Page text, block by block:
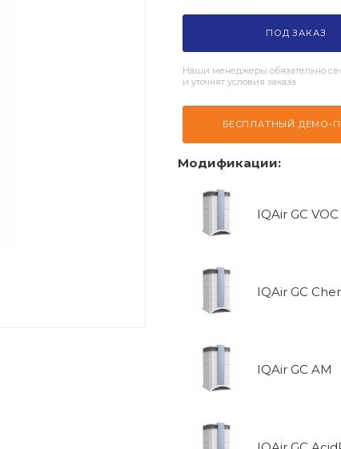
ПОД ЗАКАЗ
Наши менеджеры обязательно
и уточнят условия заказа
БЕСПЛАТНЫЙ ДЕМО-
Модификации:
IQAir GC VOC
IQAir GC
IQAir GC AM